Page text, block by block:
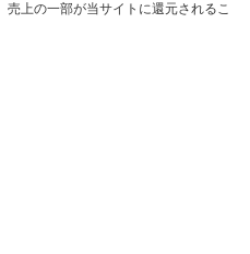
上の一部が当サイトに還元されるこ